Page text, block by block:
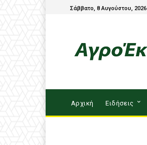
Σάββατο, 8 Αυγούστου, 2026
Αρχική Ειδήσεις